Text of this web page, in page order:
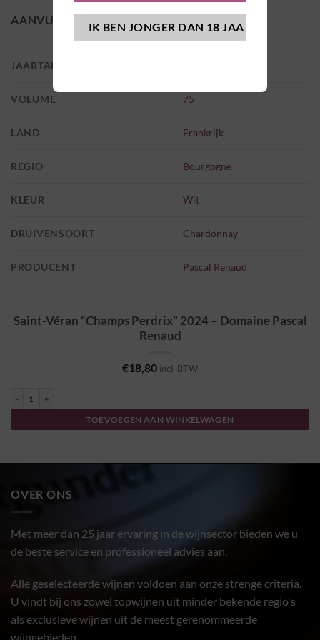
AANVULLENDE INFORMATIE
JAARTAL
VOLUME 75
LAND Frankrijk
REGIO Bourgogne
KLEUR Wit
DRUIVENSOORT Chardonnay
PRODUCENT Pascal Renaud
Saint-Véran “Champs Perdrix” 2024 – Domaine Pascal
Renaud
€18,80 incl. BTW
TOEVOEGEN AAN WINKELWAGEN
OVER ONS
Met meer dan 25 jaar ervaring in de wijnsector bieden we u
de beste service en professioneel advies aan.
Alle geselecteerde wijnen voldoen aan onze strenge criteria.
U vindt bij ons zowel topwijnen uit minder bekende regio's
als exclusieve wijnen uit de meest gerenommeerde
wijngebieden.